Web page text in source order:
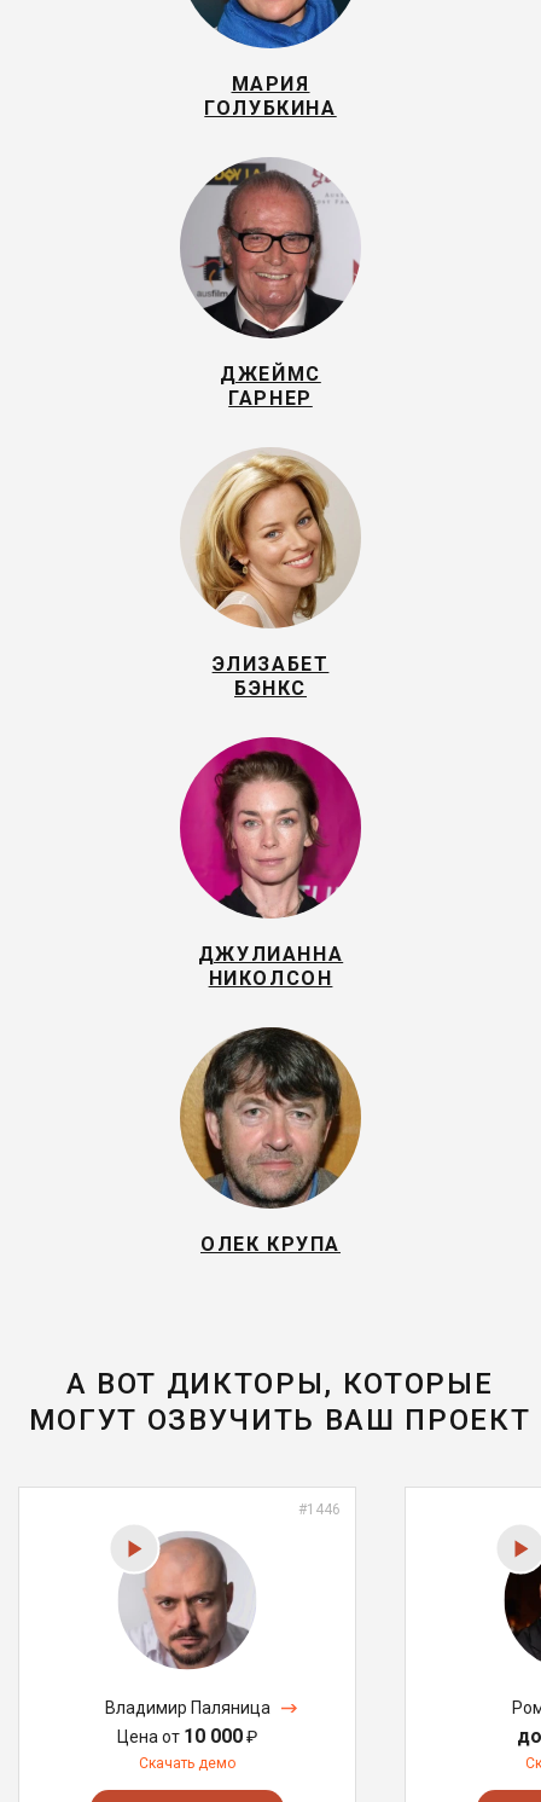
МАРИЯ
ГОЛУБКИНА
ДЖЕЙМС
ГАРНЕР
ЭЛИЗАБЕТ
БЭНКС
ДЖУЛИАННА
НИКОЛСОН
ОЛЕК КРУПА
А ВОТ ДИКТОРЫ, КОТОРЫЕ
МОГУТ ОЗВУЧИТЬ ВАШ ПРОЕКТ
#1446
Владимир Паляница
Цена от 10 000₽
Скачать демо